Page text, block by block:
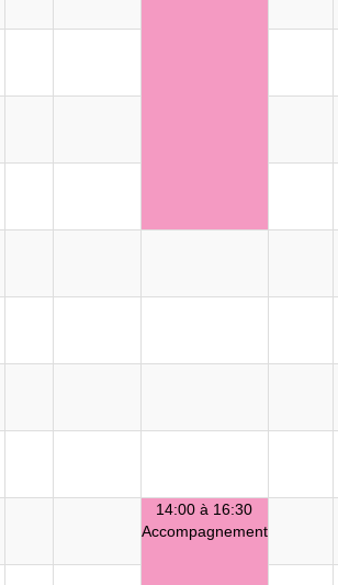
14:00 à 16:30
Accompagnement